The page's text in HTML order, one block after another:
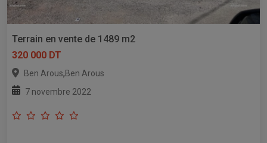
Terrain en vente de 1489 m2
320 000 DT
Ben Arous,Ben Arous
7 novembre 2022